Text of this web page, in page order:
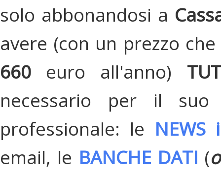
solo abbonandosi a
avere (con un prezzo
660 euro all'anno)
necessario per il suo
professionale: le
email, le BANCHE DATI (